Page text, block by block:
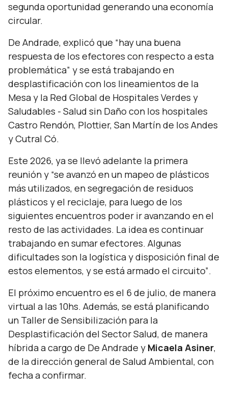
segunda oportunidad generando una economía
circular.
De Andrade, explicó que “hay una buena
respuesta de los efectores con respecto a esta
problemática” y se está trabajando en
desplastificación con los lineamientos de la
Mesa y la Red Global de Hospitales Verdes y
Saludables - Salud sin Daño con los hospitales
Castro Rendón, Plottier, San Martín de los Andes
y Cutral Có.
Este 2026, ya se llevó adelante la primera
reunión y “se avanzó en un mapeo de plásticos
más utilizados, en segregación de residuos
plásticos y el reciclaje, para luego de los
siguientes encuentros poder ir avanzando en el
resto de las actividades. La idea es continuar
trabajando en sumar efectores. Algunas
dificultades son la logística y disposición final de
estos elementos, y se está armado el circuito”.
El próximo encuentro es el 6 de julio, de manera
virtual a las 10hs. Además, se está planificando
un Taller de Sensibilización para la
Desplastificación del Sector Salud, de manera
híbrida a cargo de De Andrade y Micaela Asiner,
de la dirección general de Salud Ambiental, con
fecha a confirmar.